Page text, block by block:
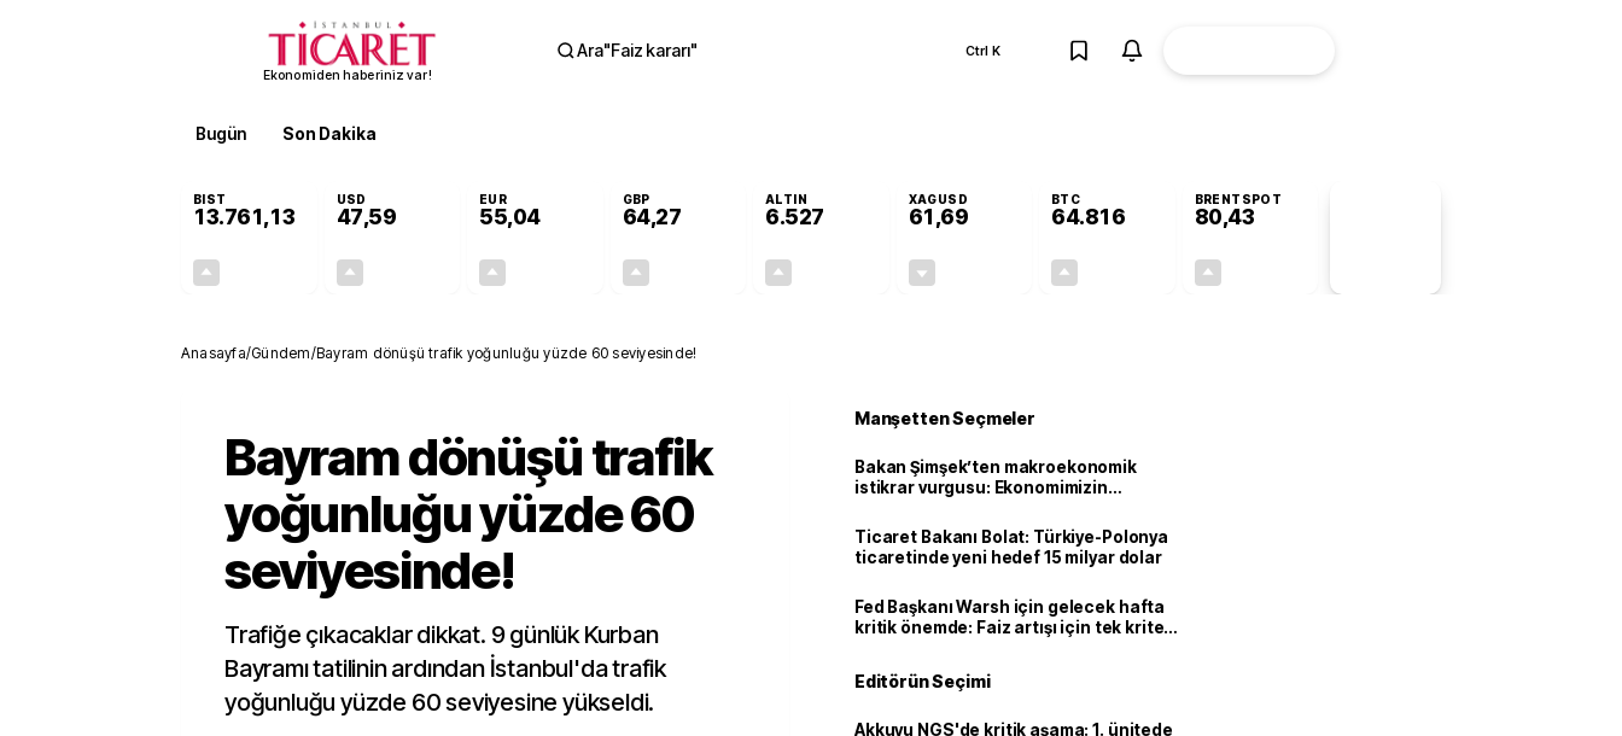
Ekonomiden haberiniz var!
Ara"Faiz kararı" Ctrl K
Bugün Son Dakika
BIST
13.761,13
USD
47,59
EUR
55,04
GBP
64,27
ALTIN
6.527
XAGUSD
61,69
BTC
64.816
BRENTSPOT
80,43
Anasayfa/Gündem/Bayram dönüşü trafik yoğunluğu yüzde 60 seviyesinde!
Bayram dönüşü trafik
yoğunluğu yüzde 60
seviyesinde!
Trafiğe çıkacaklar dikkat. 9 günlük Kurban
Bayramı tatilinin ardından İstanbul'da trafik
yoğunluğu yüzde 60 seviyesine yükseldi.
Manşetten Seçmeler
Bakan Şimşek’ten makroekonomik
istikrar vurgusu: Ekonomimizin
Ticaret Bakanı Bolat: Türkiye-Polonya
ticaretinde yeni hedef 15 milyar dolar
Fed Başkanı Warsh için gelecek hafta
kritik önemde: Faiz artışı için tek kriter
Editörün Seçimi
Akkuyu NGS'de kritik aşama: 1. ünitede